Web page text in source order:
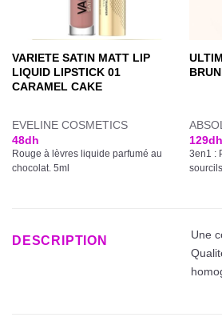
VARIETE SATIN MATT LIP
LIQUID LIPSTICK 01
CARAMEL CAKE
EVELINE COSMETICS
48dh
Rouge à lèvres liquide parfumé au
chocolat. 5ml
129dh
3en1 :
DESCRIPTION
Une